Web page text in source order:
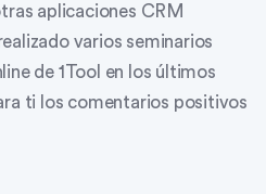
aplicaciones CRM
varios seminarios
de 1Tool en los últimos
ti los comentarios positivos